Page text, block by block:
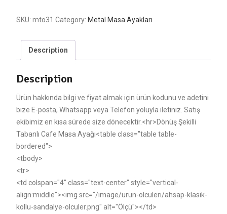
SKU: mto31 Category: Metal Masa Ayakları
Description
Description
Ürün hakkında bilgi ve fiyat almak için ürün kodunu ve adetini
bize E-posta, Whatsapp veya Telefon yoluyla iletiniz. Satış
ekibimiz en kısa sürede size dönecektir.<hr>Dönüş Şekilli
Tabanlı Cafe Masa Ayağı<table class="table table-
bordered">
<tbody>
<tr>
<td colspan="4" class="text-center" style="vertical-
align:middle"><img src="/image/urun-olculeri/ahsap-klasik-
kollu-sandalye-olculer.png" alt="Ölçü"></td>